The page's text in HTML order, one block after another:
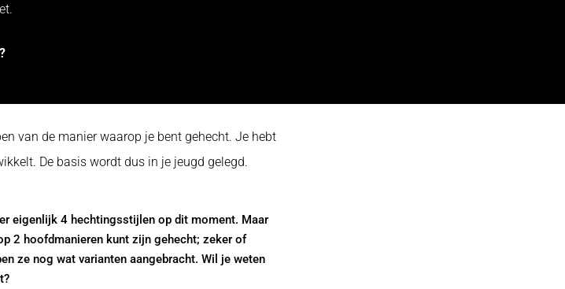
van de manier waarop je bent gehecht. Je hebt
De basis wordt dus in je jeugd gelegd.
eigenlijk 4 hechtingsstijlen op dit moment. Maar
2 hoofdmanieren kunt zijn gehecht; zeker of
ze nog wat varianten aangebracht. Wil je weten